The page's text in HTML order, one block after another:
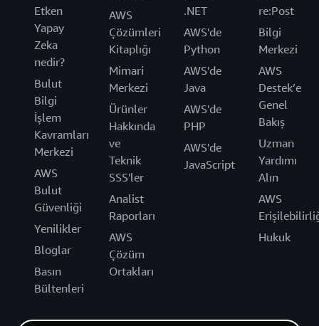
Etken
Yapay
Zeka
nedir?
Bulut
Bilgi
İşlem
Kavramları
Merkezi
AWS
Bulut
Güvenliği
Yenilikler
Bloglar
Basın
Bültenleri
AWS
Çözümleri
Kitaplığı
Mimari
Merkezi
Ürünler
Hakkında
ve
Teknik
SSS'ler
Analist
Raporları
AWS
Çözüm
Ortakları
.NET
AWS'de
Python
AWS'de
Java
AWS'de
PHP
AWS'de
JavaScript
re:Post
Bilgi
Merkezi
AWS
Destek’e
Genel
Bakış
Uzman
Yardımı
Alın
AWS
Hukuk